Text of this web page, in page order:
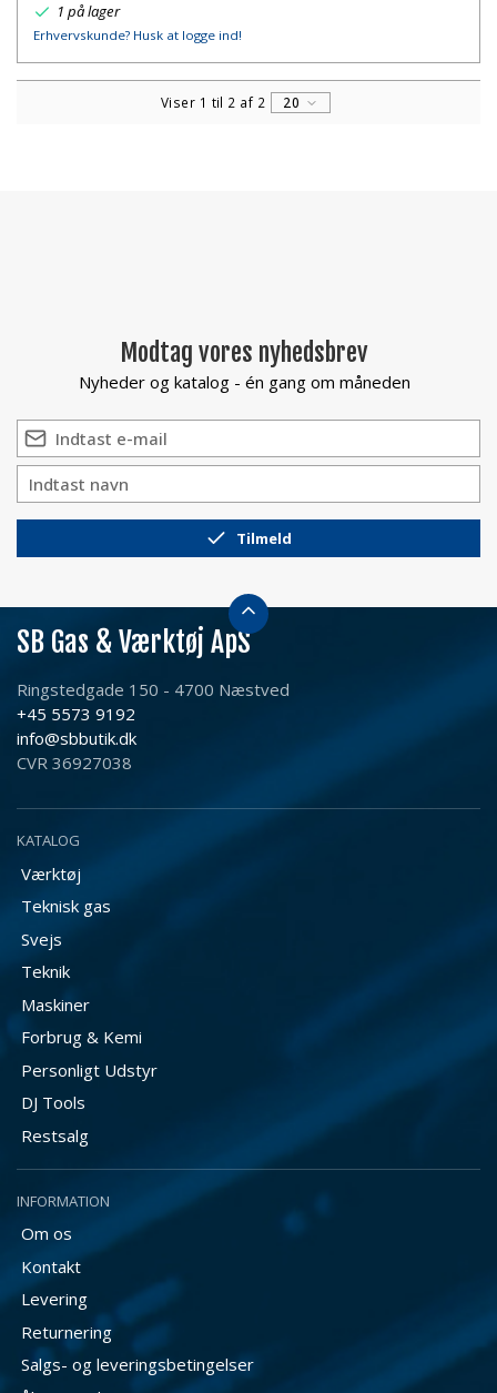
1 på lager
Erhvervskunde? Husk at logge ind!
Viser 1 til 2 af 2 20
Modtag vores nyhedsbrev
Nyheder og katalog - én gang om måneden
Tilmeld
SB Gas & Værktøj ApS
Ringstedgade 150 - 4700 Næstved
+45 5573 9192
info@sbbutik.dk
CVR 36927038
KATALOG
Værktøj
Teknisk gas
Svejs
Teknik
Maskiner
Forbrug & Kemi
Personligt Udstyr
DJ Tools
Restsalg
INFORMATION
Om os
Kontakt
Levering
Returnering
Salgs- og leveringsbetingelser